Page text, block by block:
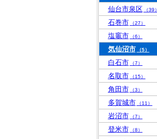
仙台市泉区 （39）
石巻市 （27）
塩竈市 （6）
気仙沼市 （5）
白石市 （7）
名取市 （15）
角田市 （3）
多賀城市 （11）
岩沼市 （7）
登米市 （8）